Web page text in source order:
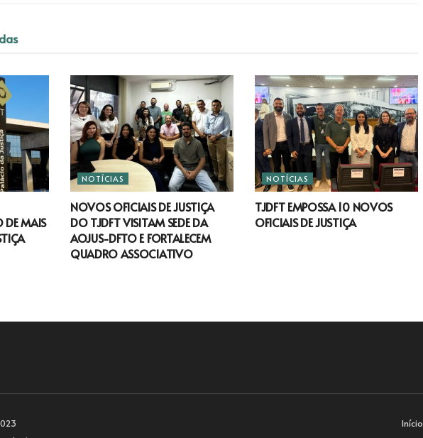
DE MAIS
NOTÍCIAS
NOVOS OFICIAIS DE JUSTIÇA
DO TJDFT VISITAM SEDE DA
AOJUS-DFTO E FORTALECEM
QUADRO ASSOCIATIVO
NOTÍCIAS
TJDFT EMPOSSA 10 NOVOS
OFICIAIS DE JUSTIÇA
Início